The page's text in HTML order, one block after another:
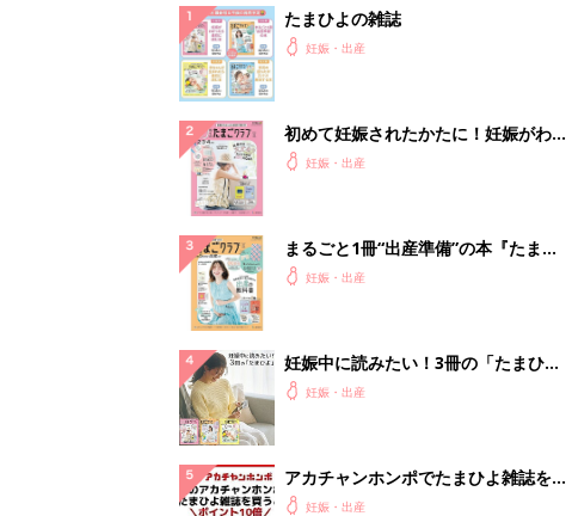
たまひよの雑誌
妊娠・出産
初めて妊娠されたかたに！妊娠がわか
ったら最初に読む本『初めてのたまご
妊娠・出産
まるごと1冊“出産準備”の本『たまご
クラブ 夏号』〈スペシャル大特集〉
妊娠・出産
妊娠中に読みたい！3冊の「たまひ
よ」妊娠・出産
アカチャンホンポでたまひよ雑誌を買
うとポイント10倍【期間限定】
妊娠・出産